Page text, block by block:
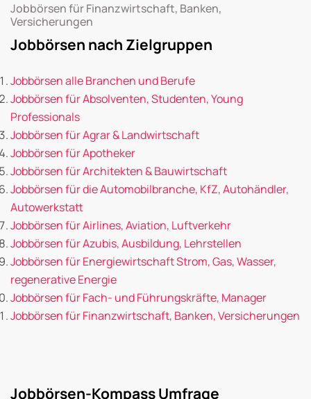
Jobbörsen für Finanzwirtschaft, Banken,
Versicherungen
Jobbörsen nach Zielgruppen
Jobbörsen alle Branchen und Berufe
Jobbörsen für Absolventen, Studenten, Young
Professionals
Jobbörsen für Agrar & Landwirtschaft
Jobbörsen für Apotheker
Jobbörsen für Architekten & Bauwirtschaft
Jobbörsen für die Automobilbranche, KfZ, Autohändler,
Autowerkstatt
Jobbörsen für Airlines, Aviation, Luftverkehr
Jobbörsen für Azubis, Ausbildung, Lehrstellen
Jobbörsen für Energiewirtschaft Strom, Gas, Wasser,
regenerative Energie
Jobbörsen für Fach- und Führungskräfte, Manager
Jobbörsen für Finanzwirtschaft, Banken, Versicherungen
Jobbörsen-Kompass Umfrage